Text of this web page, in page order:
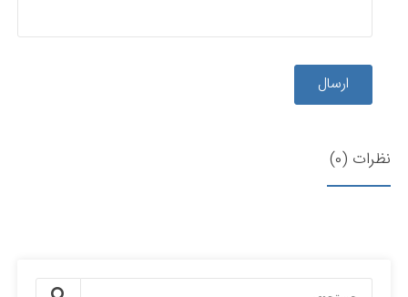
ارسال
نظرات (0)